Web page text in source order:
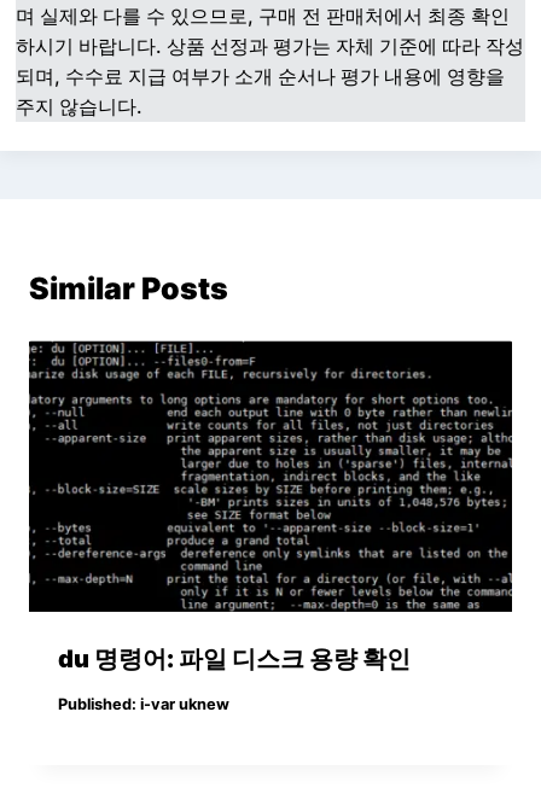
며 실제와 다를 수 있으므로, 구매 전 판매처에서 최종 확인
하시기 바랍니다. 상품 선정과 평가는 자체 기준에 따라 작성
되며, 수수료 지급 여부가 소개 순서나 평가 내용에 영향을
주지 않습니다.
Similar Posts
du 명령어: 파일 디스크 용량 확인
Published: i-var uknew